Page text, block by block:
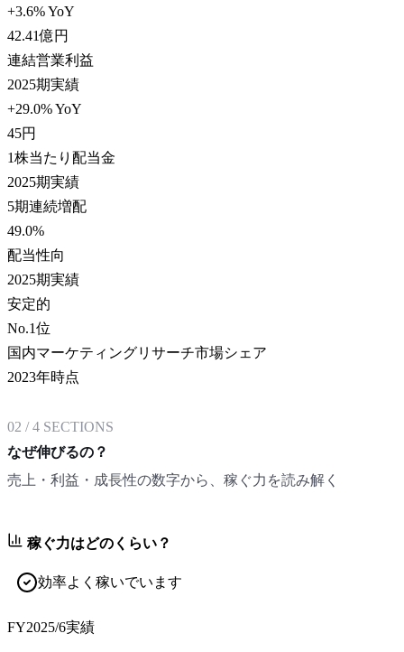
+3.6% YoY
42.41億円
連結営業利益
2025期実績
+29.0% YoY
45円
1株当たり配当金
2025期実績
5期連続増配
49.0%
配当性向
2025期実績
安定的
No.1位
国内マーケティングリサーチ市場シェア
2023年時点
02 /4 SECTIONS
なぜ伸びるの？
売上・利益・成長性の数字から、稼ぐ力を読み解く
稼ぐ力はどのくらい？
効率よく稼いでいます
FY2025/6実績